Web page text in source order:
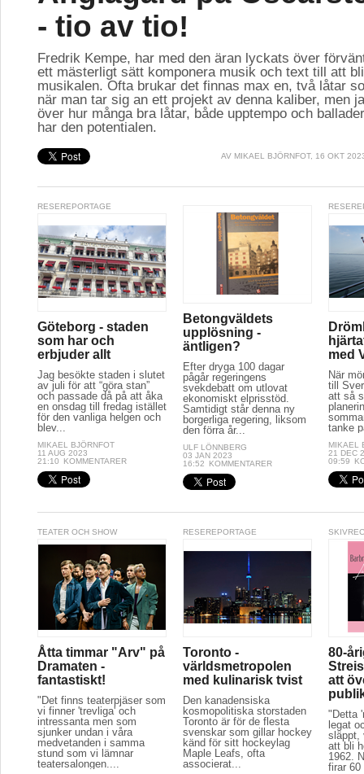
- tio av tio!
Fredrik Kempe, har med den äran lyckats över
ett mästerligt sätt komponera musik och text till att
musikalen. Ofta brukar det finnas max en, två låtar
när man tar sig an ett projekt av denna kaliber, men
över hur många bra låtar, både upptempo och
har den potentialen.
AV MIKAEL BJÖRNFOT, 16 OKT
RESEREPORTAGE
Göteborg - staden
som har och
erbjuder allt
Jag besökte staden i slutet
av juli för att “göra stan”
och passade då på att åka
en onsdag till fredag istället
för den vanliga helgen och
blev...
MIKAEL BJÖRNFOT
11 AUG 2023
21:10
KOMMENTARER
Betongväldets
upplösning -
äntligen?
Efter dryga 100 dagar
pågår regeringens
svekdebatt om utlovat
ekonomiskt elprisstöd.
Samtidigt står denna ny
borgerliga regering, liksom
den förra år...
ULF LÖNNBERG
03 JAN 2023
16:52
KOMMENTARER
med
När
till
att så
tanke
MIKAEL
21 DEC
09:59
TEATER OCH SHOW
Åtta timmar "Arv" på
Dramaten -
fantastiskt!
"Det finns teaterpjäser som
vi finner 'trevliga' och
intressanta men som
sjunker undan i våra
medvetanden i samma
stund som vi lämnar
teatersalongen....
RESEREPORTAGE
Toronto -
världsmetropolen
med kulinarisk tvist
Den kanadensiska
kosmopolitiska storstaden
Toronto är för de flesta
svenskar som gillar hockey
känd för sitt hockeylag
Maple Leafs, ofta
associerat...
80-
att
"Detta
legat
släppt,
att bli
1962.
firar 60